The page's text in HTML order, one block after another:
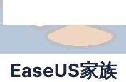
EaseUS家族